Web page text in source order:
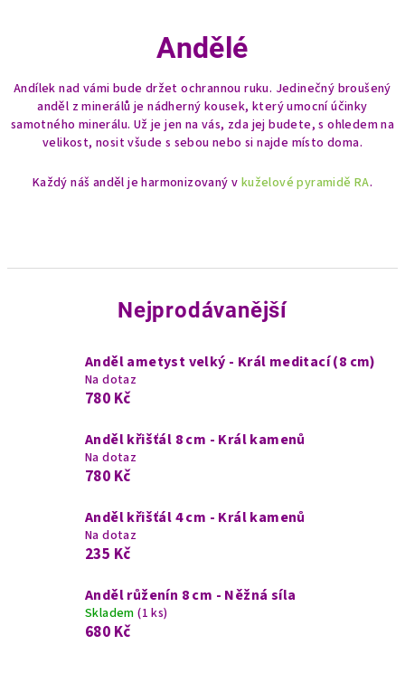
Andělé
Andíleknad vámi bude držet ochrannou ruku. Jedinečný broušený
anděl z minerálů je nádherný kousek, který umocní účinky
samotného minerálu. Už je jen na vás, zda jej budete, s ohledem na
velikost, nosit všude s sebou nebo si najde místo doma.
Každý náš anděl je harmonizovaný v kuželové pyramidě RA.
Nejprodávanější
Anděl ametyst velký - Král meditací (8 cm)
Na dotaz
780 Kč
Anděl křišťál 8 cm - Král kamenů
Na dotaz
780 Kč
Anděl křišťál 4 cm - Král kamenů
Na dotaz
235 Kč
Anděl růženín 8 cm - Něžná síla
Skladem(1 ks)
680 Kč